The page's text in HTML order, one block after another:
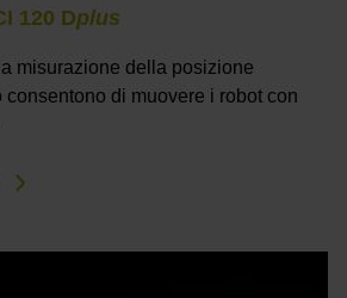
120 Dplus
misurazione della posizione
di muovere i robot con